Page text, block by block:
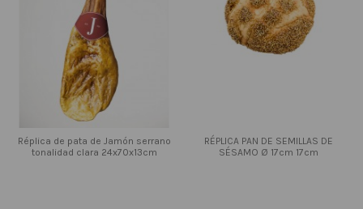
Réplica de pata de Jamón serrano
tonalidad clara 24x70x13cm
RÉPLICA PAN DE SEMILLAS DE
SÉSAMO Ø 17cm 17cm